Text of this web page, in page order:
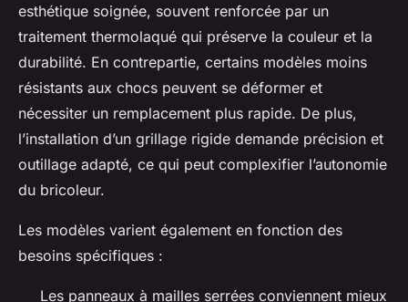
esthétique soignée, souvent renforcée par un
traitement thermolaqué qui préserve la couleur et la
durabilité. En contrepartie, certains modèles moins
résistants aux chocs peuvent se déformer et
nécessiter un remplacement plus rapide. De plus,
l’installation d’un grillage rigide demande précision et
outillage adapté, ce qui peut complexifier l’autonomie
du bricoleur.
Les modèles varient également en fonction des
besoins spécifiques :
Les panneaux à mailles serrées conviennent mieux